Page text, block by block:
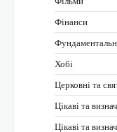
Фінанси
Хобі
Церковні та
Цікаві та
Цікаві та